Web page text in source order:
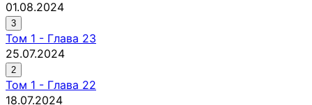
01.08.2024
3
Том 1 - Глава 23
25.07.2024
2
Том 1 - Глава 22
18.07.2024